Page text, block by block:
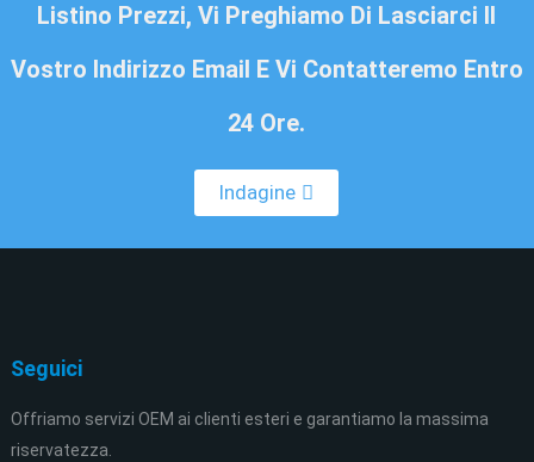
Listino Prezzi, Vi Preghiamo Di Lasciarci Il
Vostro Indirizzo Email E Vi Contatteremo Entro
24 Ore.
Indagine
Seguici
Offriamo servizi OEM ai clienti esteri e garantiamo la massima
riservatezza.